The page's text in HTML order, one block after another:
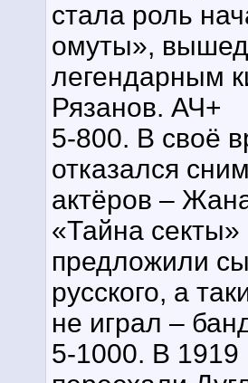
стала роль
омуты»,
легендарным
Рязанов. АЧ+
5-800. В своё
отказался
актёров –
«Тайна
предложили
русского, а
не играл –
5-1000. В 1919